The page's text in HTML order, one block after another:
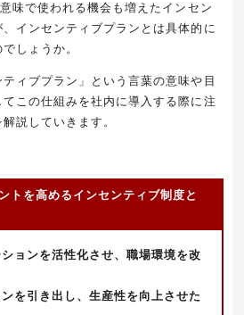
味で使われる機会も増えたインセン
インセンティブプランとは具体的に
しょうか。
ィブプラン」という言葉の意味や目
この仕組みを社内に導入する際に注
説していきます。
トを高めるインセンティブ制度と
ョンを活性化させ、職場環境を改
を引き出し、生産性を向上させた